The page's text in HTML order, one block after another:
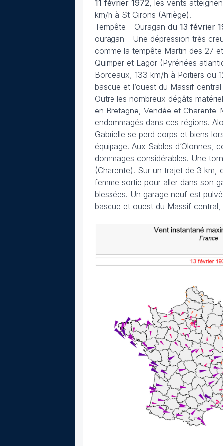
11 février 1972, les vents
km/h à St Girons (Arriège).
Tempête - Ouragan du 13 février
ouragan - Une dépression très
comme la tempête Martin des 27
Quimper et Lagor (Pyrénées
Bordeaux, 133 km/h à Poitiers ou
basque et l’ouest du Massif
Outre les nombreux dégâts
en Bretagne, Vendée et
endommagés dans ces régions.
Gabrielle se perd corps et biens
équipage. Aux Sables d’Olonnes,
dommages considérables. Une
(Charente). Sur un trajet de 3 km,
femme sortie pour aller dans son
blessées. Un garage neuf est
basque et ouest du Massif